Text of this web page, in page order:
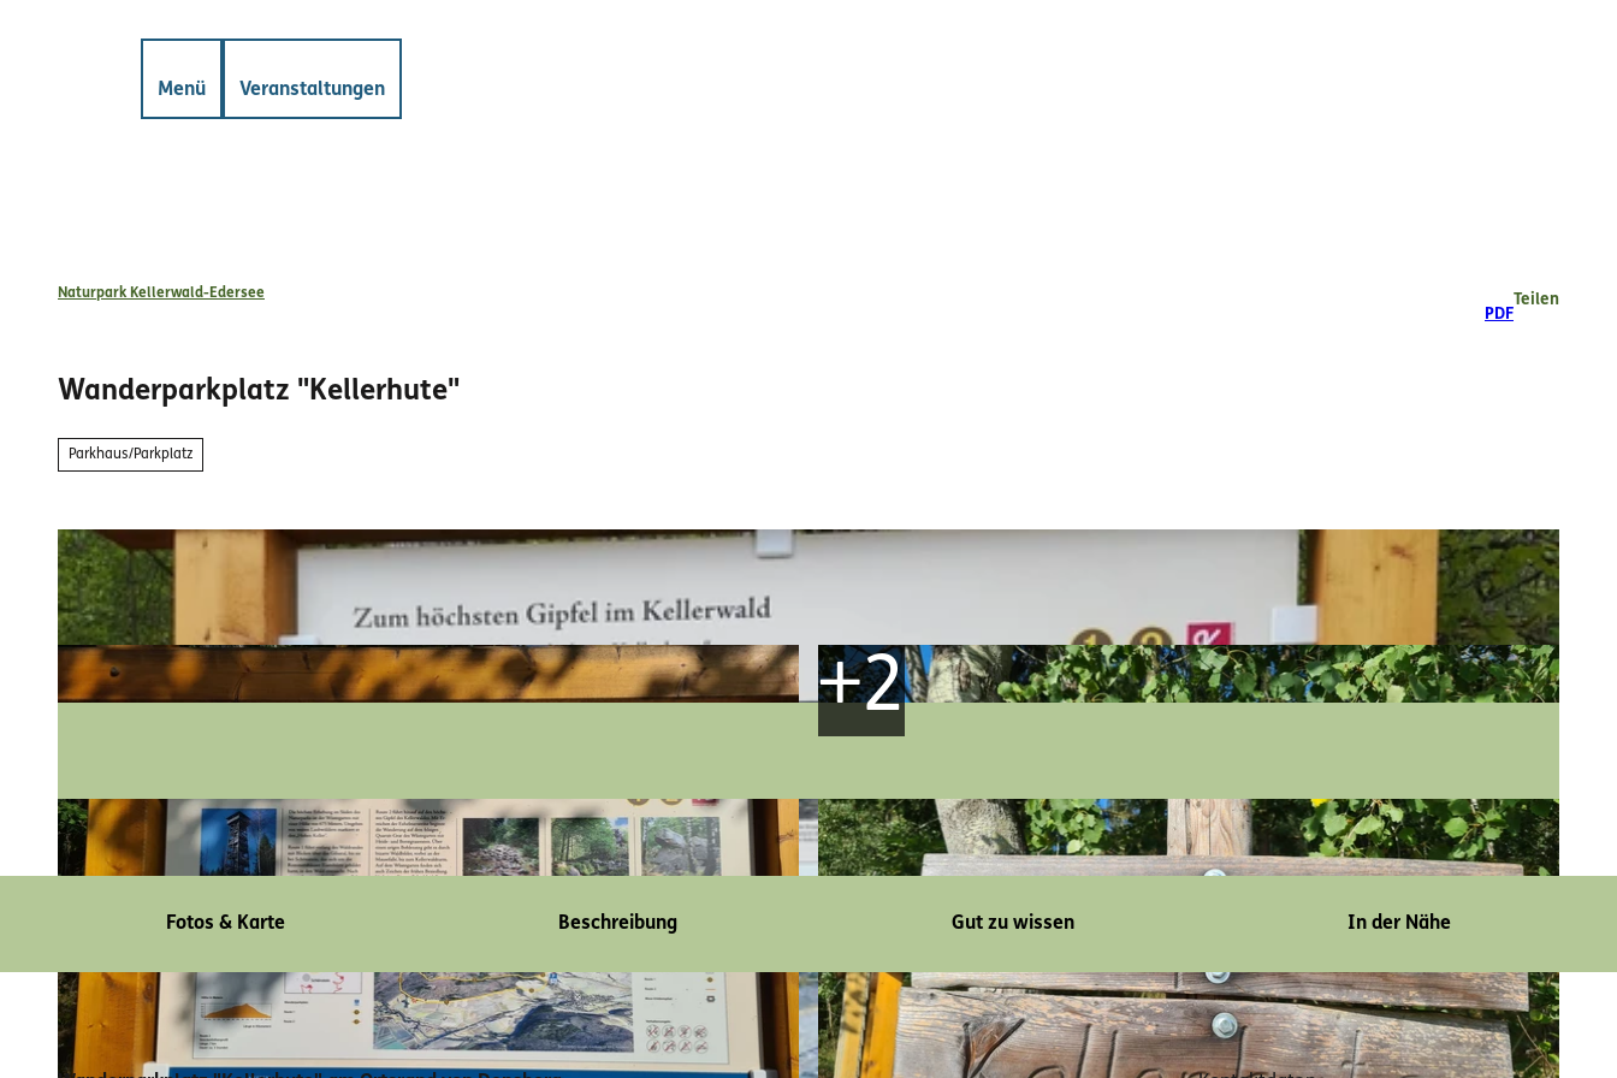
SucheMenü Veranstaltungen
Naturpark Kellerwald-Edersee
PDF
Teilen
Wanderparkplatz "Kellerhute"
Parkhaus/Parkplatz
Fotos & Karte Beschreibung Gut zu wissen In der Nähe